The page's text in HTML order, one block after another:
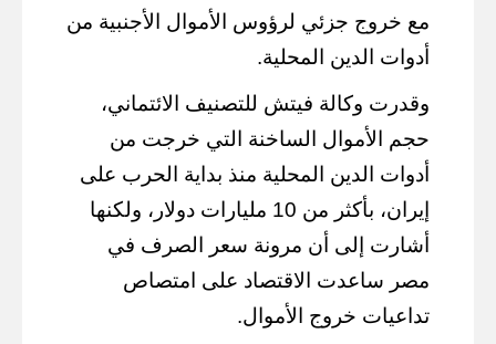
مع خروج جزئي لرؤوس الأموال الأجنبية من
أدوات الدين المحلية.
وقدرت وكالة فيتش للتصنيف الائتماني،
حجم الأموال الساخنة التي خرجت من
أدوات الدين المحلية منذ بداية الحرب على
إيران، بأكثر من 10 مليارات دولار، ولكنها
أشارت إلى أن مرونة سعر الصرف في
مصر ساعدت الاقتصاد على امتصاص
تداعيات خروج الأموال.